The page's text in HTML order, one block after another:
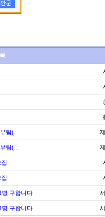
군
부팀(…
부팀(…
명 구합니다
명 구합니다